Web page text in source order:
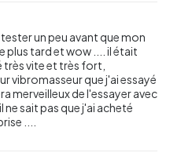
un peu avant que mon
plus tard et wow .... il était
très vite et très fort,
vibromasseur que j'ai essayé
merveilleux de l'essayer avec
sait pas que j'ai acheté
....